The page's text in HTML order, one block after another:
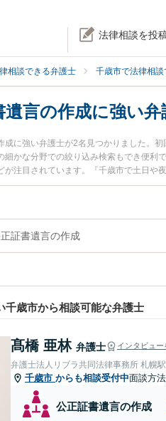
法律相談を投
相談できる弁護士 千歳市で法律相
言の作成に強い弁
成に強い弁護士が2名見つかりました。
細かな分野での絞り込み検索もでき便
が注目されています。『千歳市で土日
弁護士を検索したい』『初回相談無料
証書遺言の作成
千歳市から相談可能な弁護士
髙橋 亜林 弁護士 インタビュー
弁護士法人リブラ共同法律事務所 札幌
千歳市 からも相談受付中面談方
公正証書遺言の作成